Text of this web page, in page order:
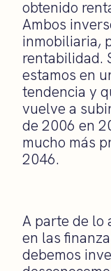
obtenido
Ambos
inmobiliaria,
rentabilidad.
estamos en
tendencia y
vuelve a
de 2006 en
mucho más
2046.
A parte de lo
en las
debemos